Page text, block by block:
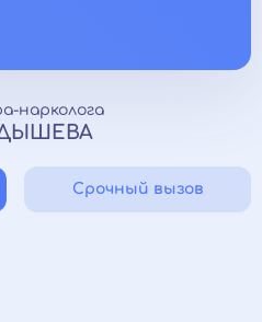
нарколога
Срочный вызов